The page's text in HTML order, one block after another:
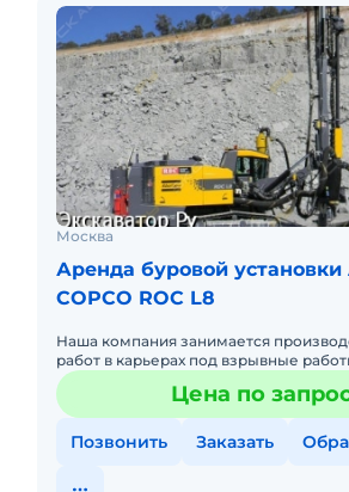
Москва
Аренда буровой установки
COPCO ROC L8
Наша компания занимается
работ в карьерах под взрывные работы. В
буровые установки Atlas Copco, а
Также имеем л Цена по
Позвонить Заказать